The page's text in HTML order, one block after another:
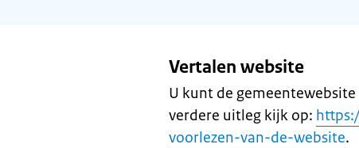
Vertalen website
U kunt de
verdere uitleg kijk op:
voorlezen-van-de-website.